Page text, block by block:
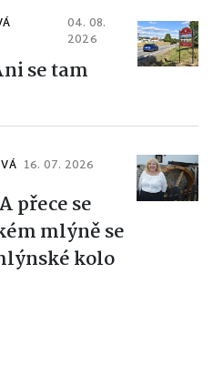
04. 08.
2026
se tam
16. 07. 2026
přece se
mlýně se
kolo